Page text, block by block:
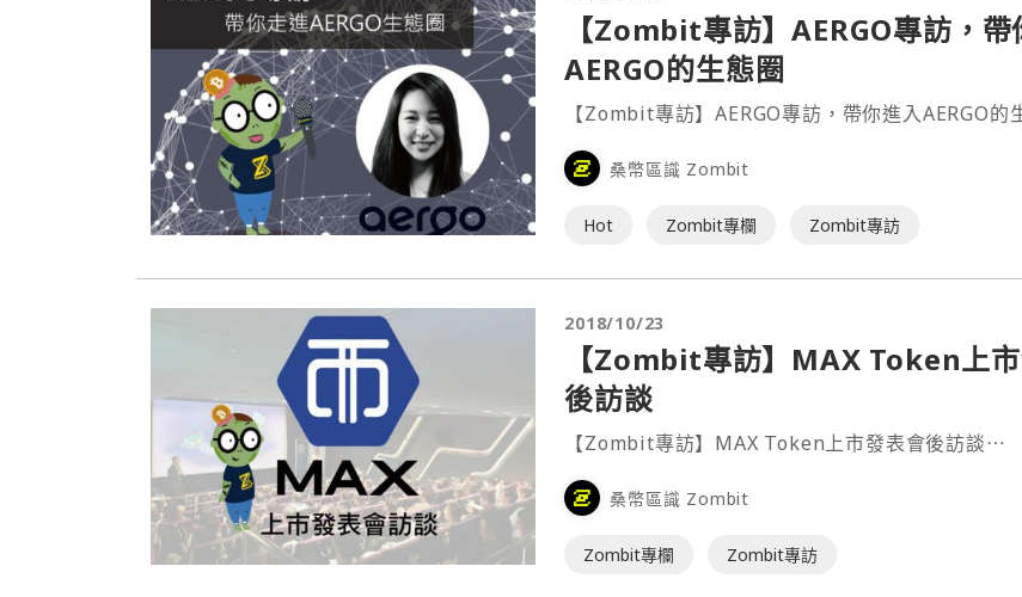
【Zombit專訪】AERGO專訪，帶
AERGO的生態圈
【Zombit專訪】AERGO專訪，帶你進入AERGO
桑幣區識 Zombit
Hot Zombit專欄 Zombit專訪
2018/10/23
【Zombit專訪】MAX Token上
後訪談
【Zombit專訪】MAX Token上市發表會後訪談⋯
桑幣區識 Zombit
Zombit專欄 Zombit專訪